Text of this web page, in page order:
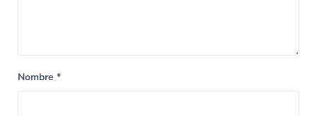
Nombre *